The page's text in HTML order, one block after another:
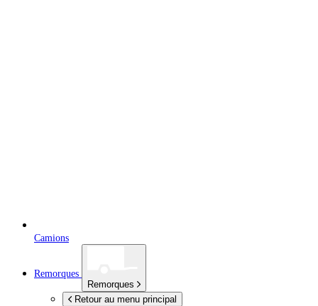
Camions
Remorques
Remorques
Retour au menu principal